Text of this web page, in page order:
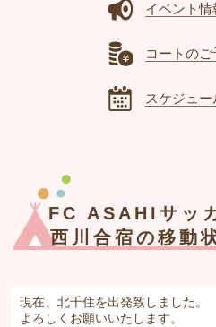
イベント情
コートのご
スケジュー
FC ASAHIサッ
西川合宿の移動
現在、北千住を出発致しました。
よろしくお願いいたします。